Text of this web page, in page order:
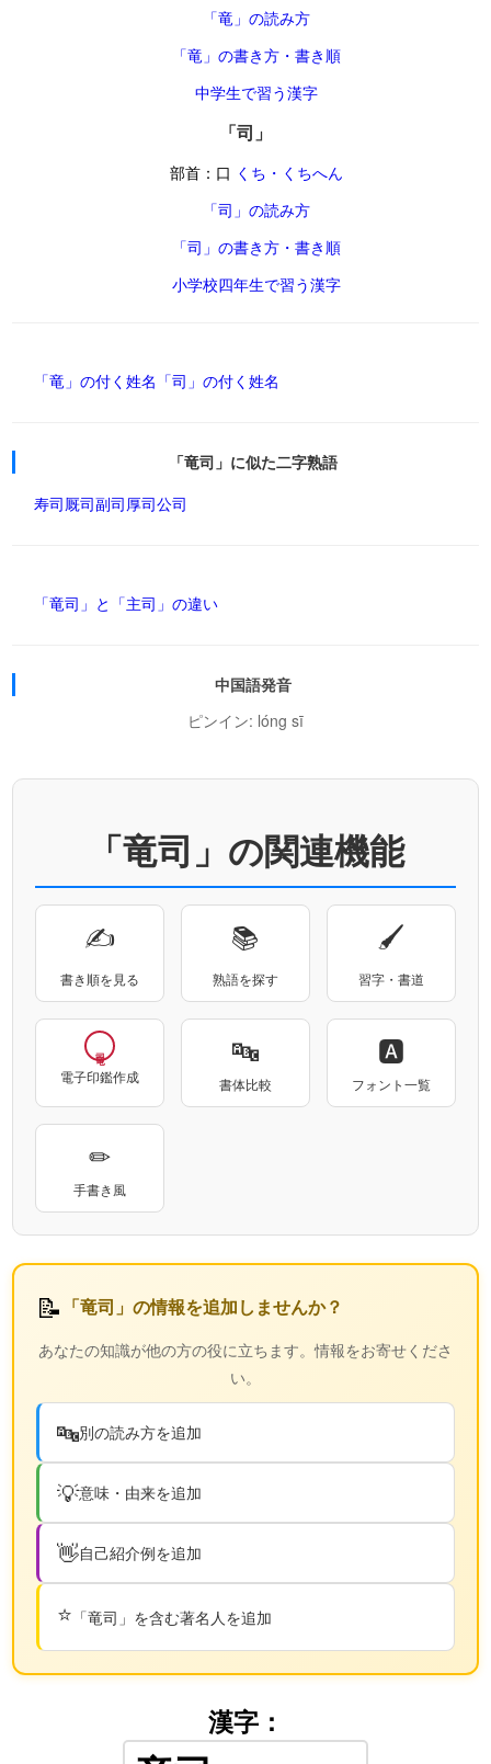
「竜」の読み方
「竜」の書き方・書き順
中学生で習う漢字
「司」
部首：口 くち・くちへん
「司」の読み方
「司」の書き方・書き順
小学校四年生で習う漢字
「竜」の付く姓名 「司」の付く姓名
「竜司」に似た二字熟語
寿司厩司副司厚司公司
「竜司」と「主司」の違い
中国語発音
ピンイン: lóng sī
「竜司」の関連機能
✍
書き順を見る
📚
熟語を探す
🖌
習字・書道
電子印鑑作成
🔤
書体比較
🅰
フォント一覧
✏
手書き風
📝 「竜司」の情報を追加しませんか？
あなたの知識が他の方の役に立ちます。情報をお寄せくださ
い。
🔤別の読み方を追加
💡意味・由来を追加
👋自己紹介例を追加
⭐ 「竜司」を含む著名人を追加
漢字：